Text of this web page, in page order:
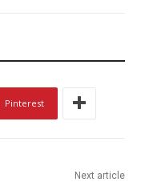
Pinterest
Next article